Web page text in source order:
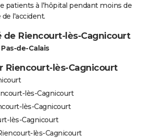
patients à l'hôpital pendant moins de
de l'accident.
de Riencourt-lès-Cagnicourt
de-Calais
Riencourt-lès-Cagnicourt
lès-Cagnicourt
lès-Cagnicourt
lès-Cagnicourt
lès-Cagnicourt